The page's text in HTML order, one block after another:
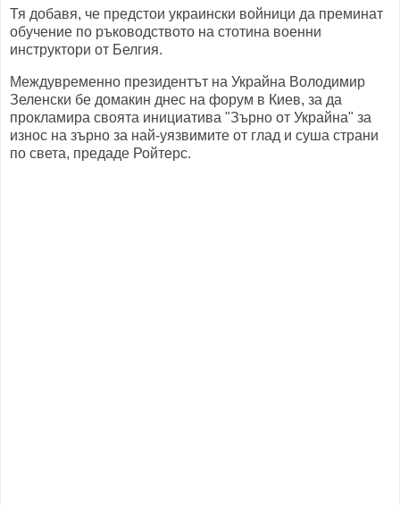
Тя добавя, че предстои украински войници да преминат
обучение по ръководството на стотина военни
инструктори от Белгия.
Междувременно президентът на Украйна Володимир
Зеленски бе домакин днес на форум в Киев, за да
прокламира своята инициатива "Зърно от Украйна" за
износ на зърно за най-уязвимите от глад и суша страни
по света, предаде Ройтерс.